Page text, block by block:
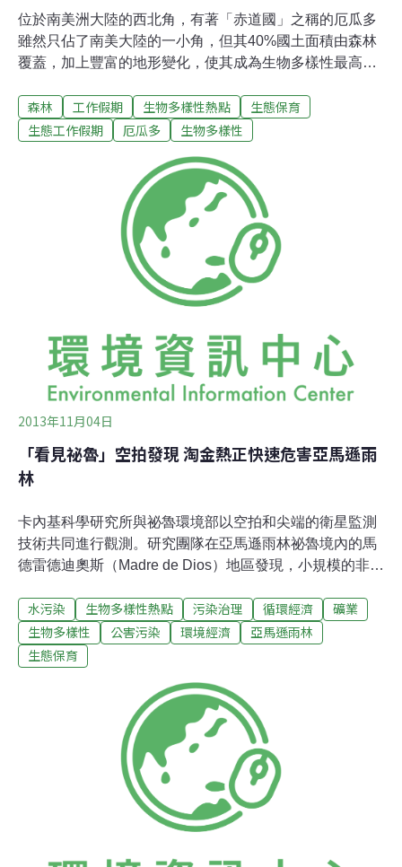
位於南美洲大陸的西北角，有著「赤道國」之稱的厄瓜多
雖然只佔了南美大陸的一小角，但其40%國土面積由森林
覆蓋，加上豐富的地形變化，使其成為生物多樣性最高的
Hotspot） 。其中，厄瓜多所屬的加拉巴哥群島，距離南
美洲大陸約1100公里，是由火山噴發所形成的島嶼，在
的人種，造就了文化、音樂及美食上的多樣性。然而，受
到氣候變遷、聖嬰現象、油價波動以及1990期間之亞洲金
融危機，使得以出口石油、花卉與香蕉為主的厄瓜多，因
為氣候及經濟影響連帶許多基礎建設和農地受到嚴重損
害，造成國民生活水準（living standards）降低，全國有
69%的人口處於貧窮狀態，生活受到極大影響。英國非營
利志工組織Frontier成立於1989年，是為守護貧窮國家的
森林 工作假期 生物多樣性熱點
生態保育
生態工作假期
厄瓜多 生物多樣性
2013年11月04日
「看見祕魯」空拍發現 淘金熱正快速危害亞馬遜雨
林
卡內基科學研究所與祕魯環境部以空拍和尖端的衛星監測
技術共同進行觀測。研究團隊在亞馬遜雨林祕魯境內的馬
德雷德迪奧斯（Madre de Dios）地區發現，小規模的非法
2008年全球經濟危機、國際金價創新高以來，森林消失的
速度也翻了3倍。研究團隊指出，金融風暴後，數千個小
型的隱密金礦如雨後春筍般冒出來，截至2012年，這些小
規模的非法金礦已佔當地所有採礦活動的一半。雖然大型
礦場也造成了嚴重污染，但數千個小規模礦場導致的雨林
消失效應，卻是有過之而無不及。「數千個小規模非法礦
工群的活動，需要高解析度的空拍技術才能清楚定位。」
卡內基空中天文台號（Carnegie Airborne Observatory，
CAO）的開發者Asner說。透過卡內基陸地衛星分析系統
精簡版（CLASlite）等以演算法偵測小至10平方公尺（約
100平方英呎）範圍內變
水污染 生物多樣性熱點 污染治理 循環經濟
礦業
生物多樣性
公害污染 環境經濟
亞馬遜雨林
生態保育